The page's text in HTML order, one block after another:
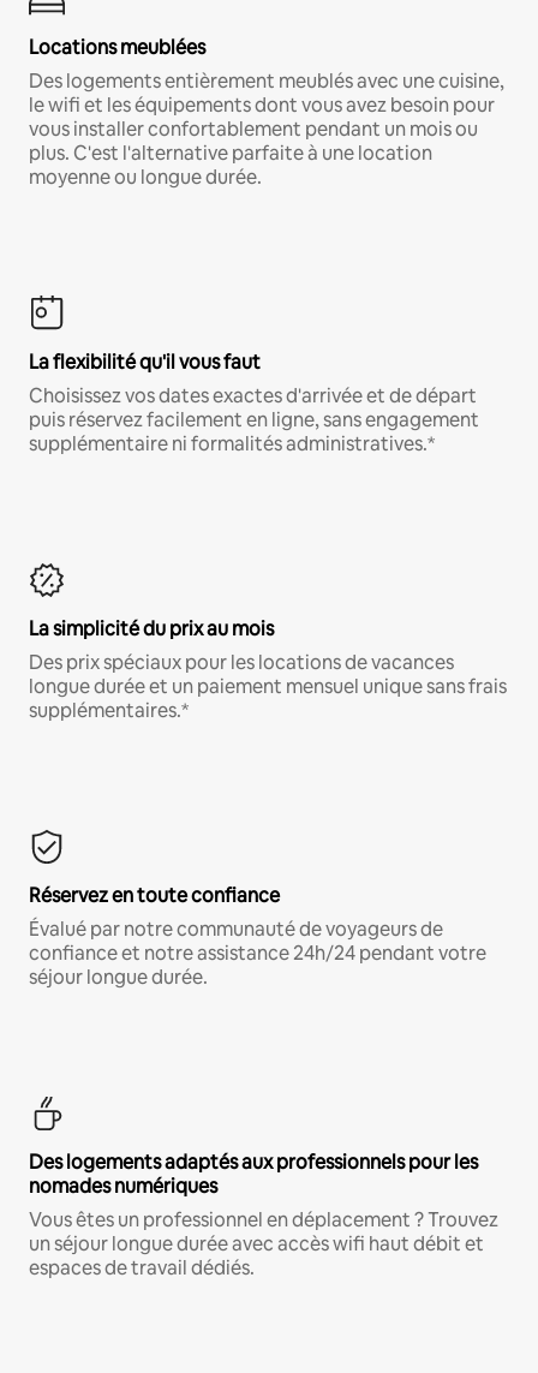
Locations meublées
Des logements entièrement meublés avec une cuisine,
le wifi et les équipements dont vous avez besoin pour
vous installer confortablement pendant un mois ou
plus. C'est l'alternative parfaite à une location
moyenne ou longue durée.
La flexibilité qu'il vous faut
Choisissez vos dates exactes d'arrivée et de départ
puis réservez facilement en ligne, sans engagement
supplémentaire ni formalités administratives.*
La simplicité du prix au mois
Des prix spéciaux pour les locations de vacances
longue durée et un paiement mensuel unique sans frais
supplémentaires.*
Réservez en toute confiance
Évalué par notre communauté de voyageurs de
confiance et notre assistance 24h/24 pendant votre
séjour longue durée.
Des logements adaptés aux professionnels pour les
nomades numériques
Vous êtes un professionnel en déplacement ? Trouvez
un séjour longue durée avec accès wifi haut débit et
espaces de travail dédiés.